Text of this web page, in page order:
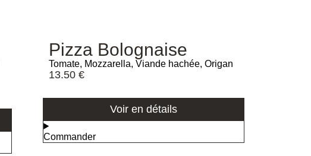
Pizza Bolognaise
Tomate, Mozzarella, Viande hachée, Origan
13.50€
Voir en détails
Commander